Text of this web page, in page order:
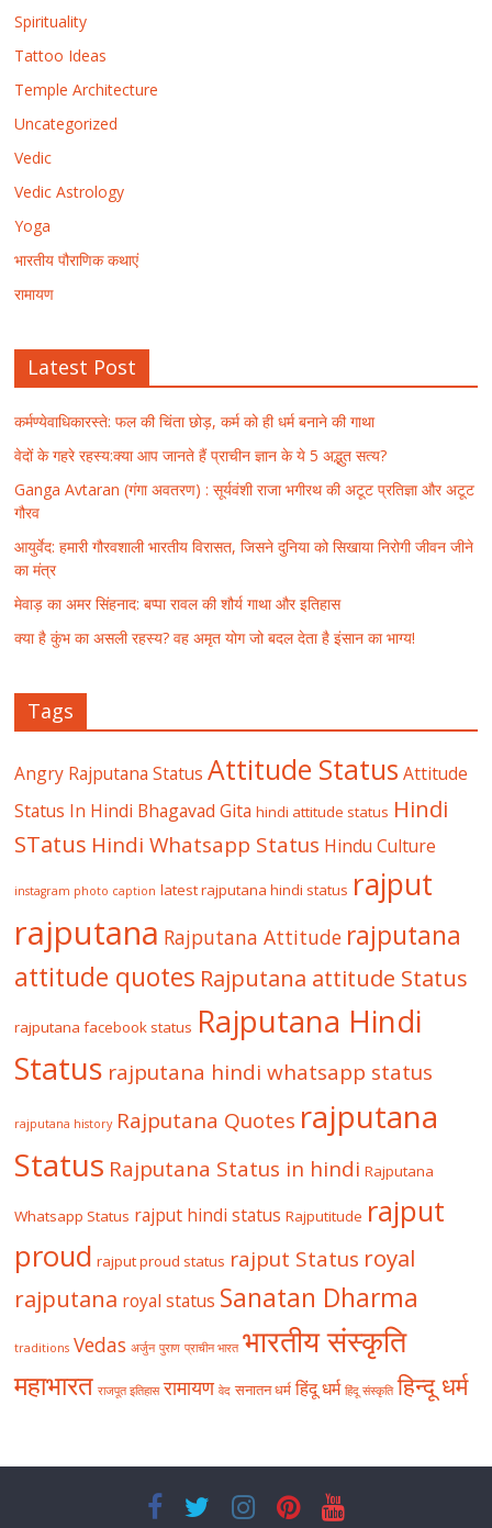
Spirituality
Tattoo Ideas
Temple Architecture
Uncategorized
Vedic
Vedic Astrology
Yoga
भारतीय पौराणिक कथाएं
रामायण
Latest Post
कर्मण्येवाधिकारस्ते: फल की चिंता छोड़, कर्म को ही धर्म बनाने की गाथा
वेदों के गहरे रहस्य:क्या आप जानते हैं प्राचीन ज्ञान के ये 5 अद्भुत सत्य?
Ganga Avtaran (गंगा अवतरण) : सूर्यवंशी राजा भगीरथ की अटूट प्रतिज्ञा और अटूट
गौरव
आयुर्वेद: हमारी गौरवशाली भारतीय विरासत, जिसने दुनिया को सिखाया निरोगी जीवन जीने
का मंत्र
मेवाड़ का अमर सिंहनाद: बप्पा रावल की शौर्य गाथा और इतिहास
क्या है कुंभ का असली रहस्य? वह अमृत योग जो बदल देता है इंसान का भाग्य!
Tags
Angry Rajputana Status Attitude Status Attitude
Status In Hindi Bhagavad Gita hindi attitude status Hindi
STatus Hindi Whatsapp Status Hindu Culture
instagram photo caption latest rajputana hindi status rajput
rajputana Rajputana Attitude rajputana
attitude quotes Rajputana attitude Status
rajputana facebook status Rajputana Hindi
Status rajputana hindi whatsapp status
rajputana history Rajputana Quotes rajputana
Status Rajputana Status in hindi Rajputana
Whatsapp Status rajput hindi status Rajputitude rajput
proud rajput proud status rajput Status royal
rajputana royal status Sanatan Dharma
traditions Vedas अर्जुन पुराण प्राचीन भारत भारतीय संस्कृति
महाभारत राजपूत इतिहास रामायण वेद सनातन धर्म हिंदू धर्म हिंदू संस्कृति हिन्दू धर्म